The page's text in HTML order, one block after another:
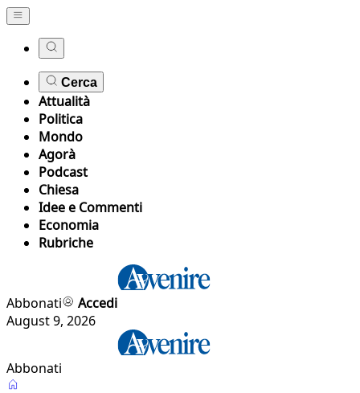
Cerca
Attualità
Politica
Mondo
Agorà
Podcast
Chiesa
Idee e Commenti
Economia
Rubriche
Abbonati
Accedi
August 9, 2026
Abbonati